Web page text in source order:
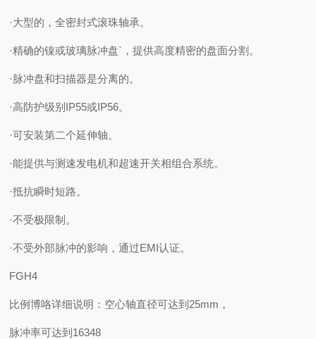
·大型的，全密封式滚珠轴承。
·精确的镍或玻璃脉冲盘`，提供高度精密的盘面分割。
·脉冲盘和扫描器是分离的。
·高防护级别IP55或IP56。
·可安装第二个延伸轴。
·能提供与测速发电机和超速开关相组合系统。
·抵抗瞬时短路。
·不受极限制。
·不受外部脉冲的影响，通过EMI认证。
FGH4
比例博咯详细说明：空心轴直径可达到25mm，
脉冲率可达到16348